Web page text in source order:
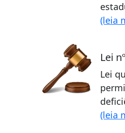
(leia
Lei
Lei
(leia